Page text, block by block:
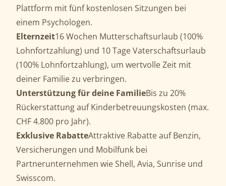
Plattform mit fünf kostenlosen Sitzungen bei
einem Psychologen.
Elternzeit16 Wochen Mutterschaftsurlaub (100%
Lohnfortzahlung) und 10 Tage Vaterschaftsurlaub
(100% Lohnfortzahlung), um wertvolle Zeit mit
deiner Familie zu verbringen.
Unterstützungfür deine FamilieBis zu 20%
Rückerstattung auf Kinderbetreuungskosten (max.
CHF 4.800 pro Jahr).
Exklusive RabatteAttraktive Rabatte auf Benzin,
Versicherungen und Mobilfunk bei
Partnerunternehmen wie Shell, Avia, Sunrise und
Swisscom.